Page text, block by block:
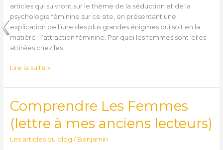
articles qui suivront sur le thème de la séduction et de la
psychologie féminine sur ce site, en présentant une
explication de l’une des plus grandes énigmes qui soit en la
matière : l’attraction féminine. Par quoi les femmes sont-elles
attirées chez les
chez
les
hommes
?
Lire la suite »
Comprendre Les Femmes
(lettre à mes anciens lecteurs)
Les articles du blog / Benjamin
Comprendre
Les
Femmes
à